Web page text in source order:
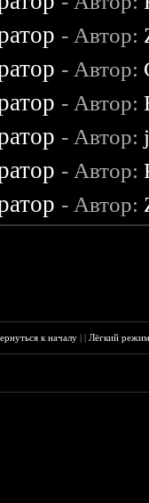
- Автор:
- Автор:
- Автор:
- Автор:
- Автор:
- Автор:
к началу ||Лёгкий